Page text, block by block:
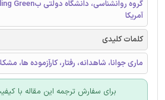
آمریکا
کلمات کلیدی
ماری جوانا، شاهدانه، رفتار، کارآزموده ها،
برای سفارش ترجمه این مقاله با